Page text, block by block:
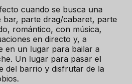
cuando se busca una
bar, parte drag/cabaret, parte
romántico, con música,
en directo y, a
en un lugar para bailar a
Un lugar para pasar el
del barrio y disfrutar de la